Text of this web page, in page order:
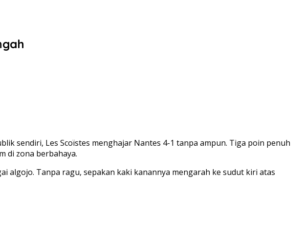
sendiri, Les Scoïstes menghajar Nantes 4-1 tanpa ampun. Tiga poin penuh
di zona berbahaya.
algojo. Tanpa ragu, sepakan kaki kanannya mengarah ke sudut kiri atas